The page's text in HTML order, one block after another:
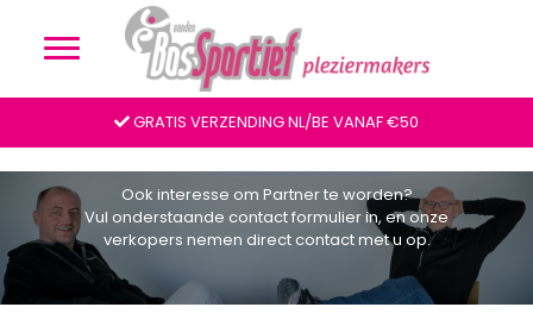
GRATIS VERZENDING NL/BE VANAF €50
Partner worden
Ook interesse om Partner te worden?
Vul onderstaande contact formulier in, en onze
verkopers nemen direct contact met u op.